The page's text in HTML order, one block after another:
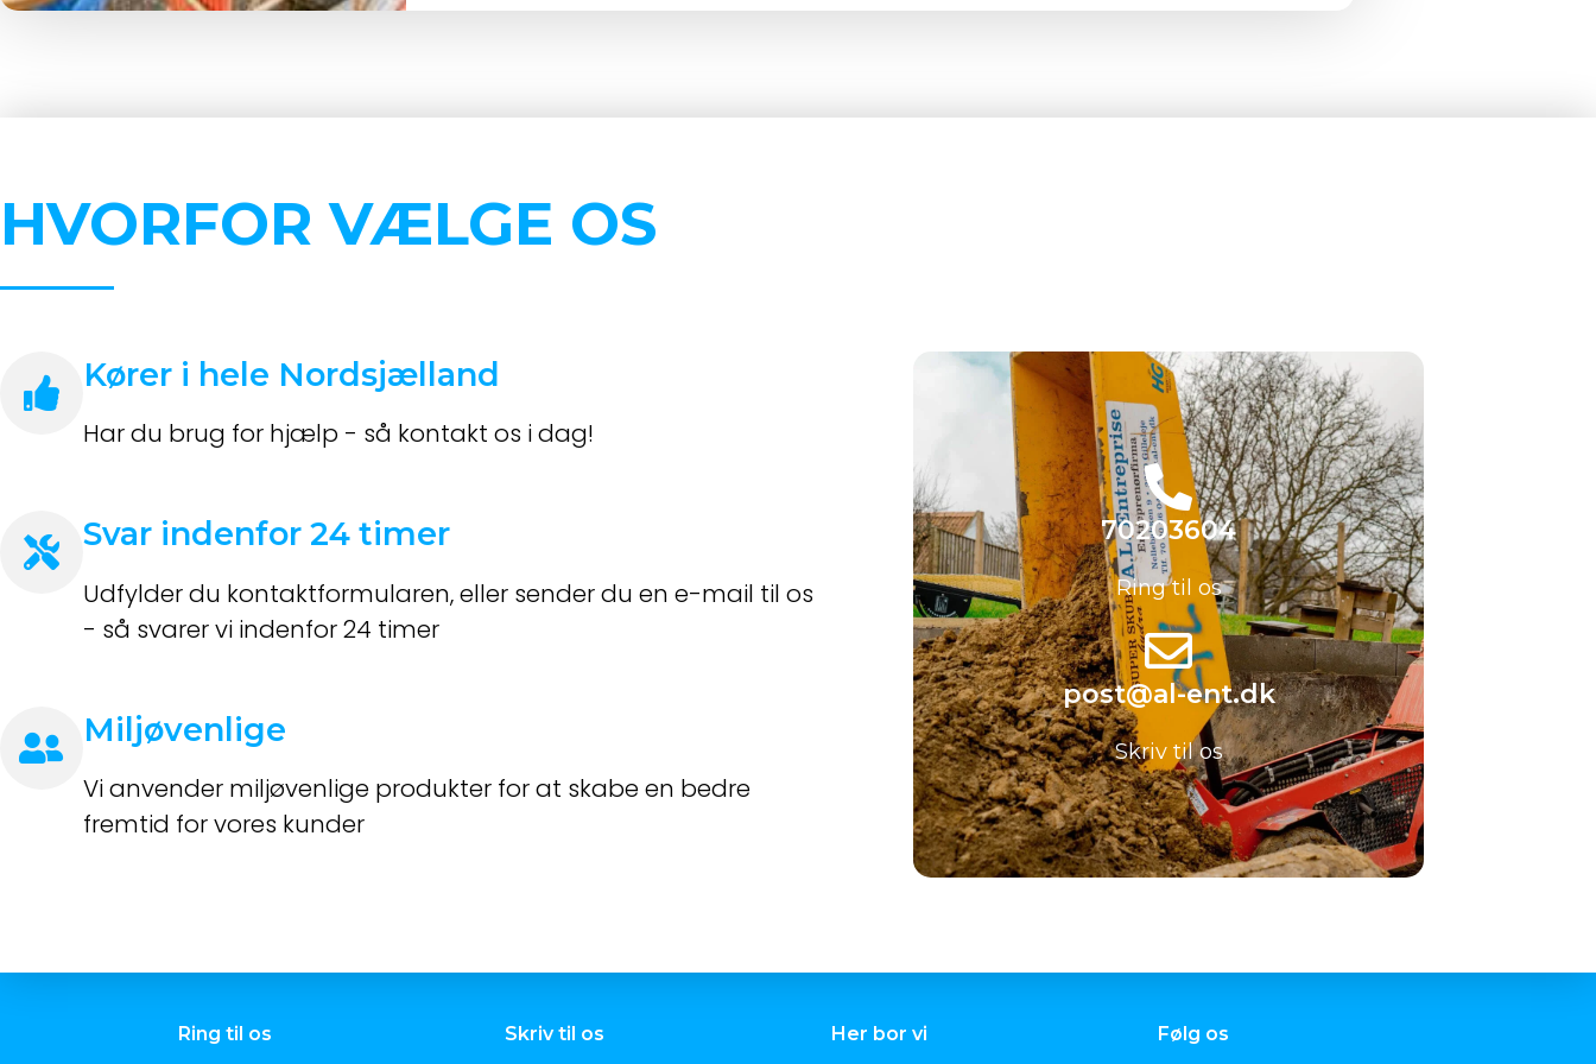
HVORFOR VÆLGE OS
Kører i hele Nordsjælland
Har du brug for hjælp - så kontakt os i dag!
Svar indenfor 24 timer
Udfylder du kontaktformularen, eller sender du en e-mail til os
- så svarer vi indenfor 24 timer
Miljøvenlige
Vi anvender miljøvenlige produkter for at skabe en bedre
fremtid for vores kunder
70203604
Ring til os
post@al-ent.dk
Skriv til os
Ring til os Skriv til os Her bor vi Følg os